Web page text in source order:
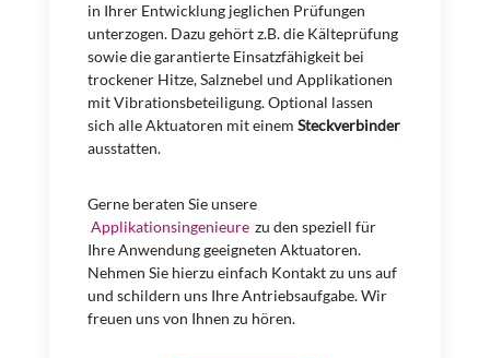
in Ihrer Entwicklung jeglichen Prüfungen
unterzogen. Dazu gehört z.B. die Kälteprüfung
sowie die garantierte Einsatzfähigkeit bei
trockener Hitze, Salznebel und Applikationen
mit Vibrationsbeteiligung. Optional lassen
sich alle Aktuatoren mit einem Steckverbinder
ausstatten.
Gerne beraten Sie unsere
Applikationsingenieure zu den speziell für
Ihre Anwendung geeigneten Aktuatoren.
Nehmen Sie hierzu einfach Kontakt zu uns auf
und schildern uns Ihre Antriebsaufgabe. Wir
freuen uns von Ihnen zu hören.